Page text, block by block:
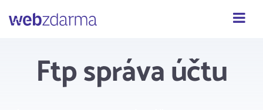
Webzdarma
Ftp správa účtu